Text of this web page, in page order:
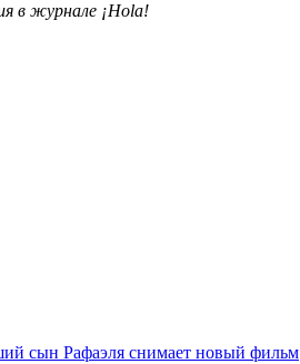
в журнале ¡Hola!
сын Рафаэля снимает новый фильм